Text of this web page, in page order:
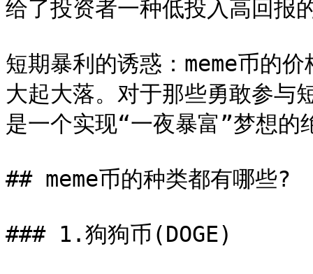
给了投资者一种低投入高回报
短期暴利的诱惑：meme币的
大起大落。对于那些勇敢参与
是一个实现“一夜暴富”梦想的
## meme币的种类都有哪些?
### 1.狗狗币(DOGE)